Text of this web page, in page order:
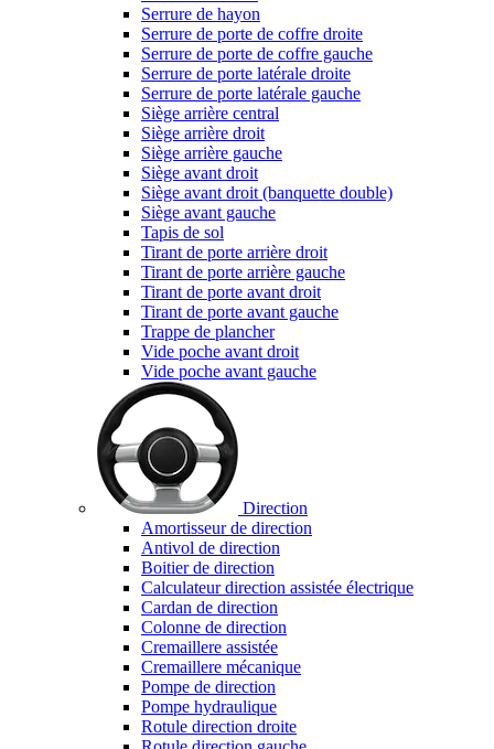
Serrure de hayon
Serrure de porte de coffre droite
Serrure de porte de coffre gauche
Serrure de porte latérale droite
Serrure de porte latérale gauche
Siège arrière central
Siège arrière droit
Siège arrière gauche
Siège avant droit
Siège avant droit (banquette double)
Siège avant gauche
Tapis de sol
Tirant de porte arrière droit
Tirant de porte arrière gauche
Tirant de porte avant droit
Tirant de porte avant gauche
Trappe de plancher
Vide poche avant droit
Vide poche avant gauche
Direction
Amortisseur de direction
Antivol de direction
Boitier de direction
Calculateur direction assistée électrique
Cardan de direction
Colonne de direction
Cremaillere assistée
Cremaillere mécanique
Pompe de direction
Pompe hydraulique
Rotule direction droite